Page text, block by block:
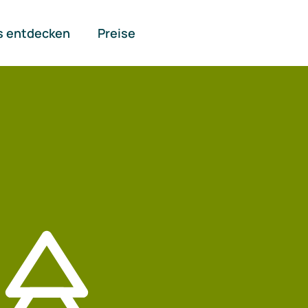
entdecken Preise